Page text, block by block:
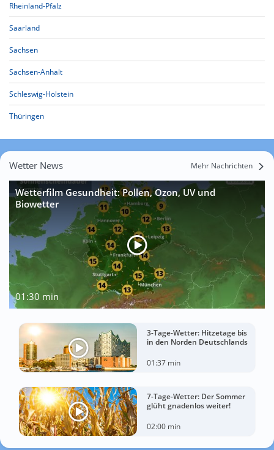
Rheinland-Pfalz
Saarland
Sachsen
Sachsen-Anhalt
Schleswig-Holstein
Thüringen
Wetter News Mehr Nachrichten
Wetterfilm Gesundheit: Pollen, Ozon, UV und
Biowetter
01:30 min
3-Tage-Wetter: Hitzetage bis
in den Norden Deutschlands
01:37 min
7-Tage-Wetter: Der Sommer
glüht gnadenlos weiter!
02:00 min